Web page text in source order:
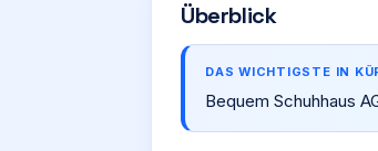
Überblick
DAS WICHTIGSTE IN
Bequem Schuhhaus